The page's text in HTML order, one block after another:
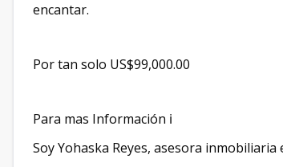
encantar.
Por tan solo US$99,000.00
Para mas Información ℹ️
Soy Yohaska Reyes, asesora inmobiliaria